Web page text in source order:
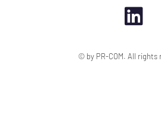
© by PR-COM. All rights